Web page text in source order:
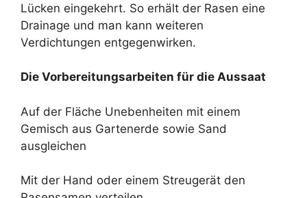
Lücken eingekehrt. So erhält der Rasen eine
Drainage und man kann weiteren
Verdichtungen entgegenwirken.
Die Vorbereitungsarbeiten für die Aussaat
Auf der Fläche Unebenheiten mit einem
Gemisch aus Gartenerde sowie Sand
ausgleichen
Mit der Hand oder einem Streugerät den